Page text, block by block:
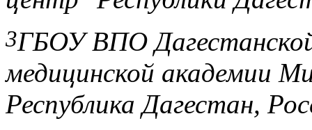
3ГБОУ ВПО
медицинской академии
Республика Дагестан,